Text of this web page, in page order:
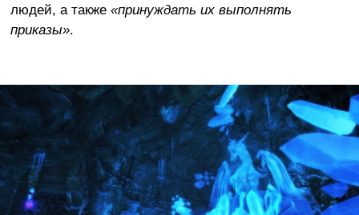
людей, а также «принуждать их выполнять
приказы».